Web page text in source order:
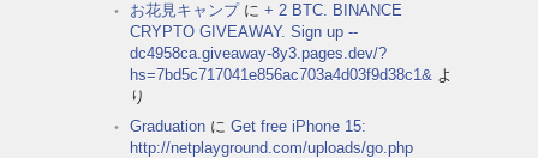
お花見キャンプに + 2 BTC. BINANCE
CRYPTO GIVEAWAY. Sign up --
dc4958ca.giveaway-8y3.pages.dev/?
hs=7bd5c717041e856ac703a4d03f9d38c1& よ
り
Graduation に Get free iPhone 15:
http://netplayground.com/uploads/go.php